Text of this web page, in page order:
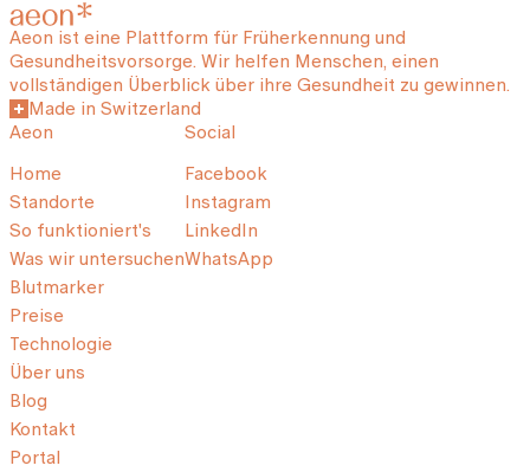
Aeon ist eine Plattform für Früherkennung und
Gesundheitsvorsorge. Wir helfen Menschen, einen
vollständigen Überblick über ihre Gesundheit zu gewinnen.
Made in Switzerland
Aeon
Home
Standorte
So funktioniert's
Was wir untersuchen
Blutmarker
Preise
Technologie
Über uns
Blog
Kontakt
Portal
Social
Facebook
Instagram
LinkedIn
WhatsApp